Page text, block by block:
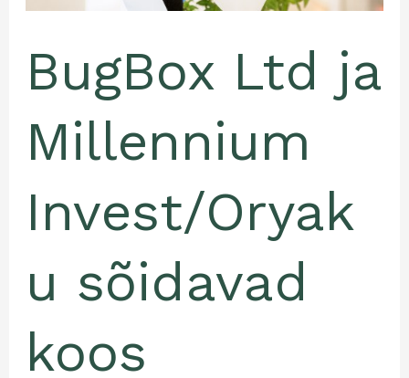
BugBox Ltd ja
Millennium
Invest/Oryak
u sõidavad
koos
Jaapanisse
ärivisiidile